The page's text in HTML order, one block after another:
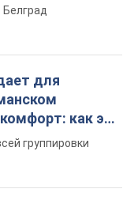
Белград
для
как это
группировки